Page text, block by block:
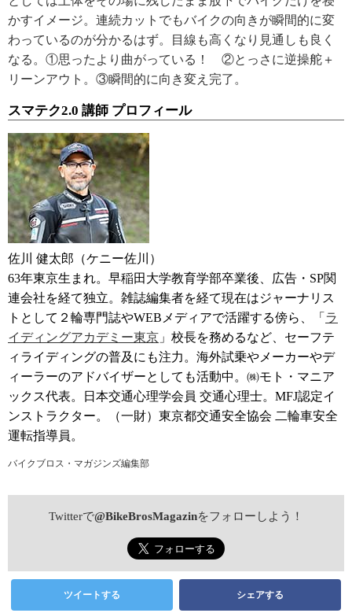
かすイメージ。連続カットでもバイクの向きが瞬間的に変
わっているのが分かるはず。目線も高くなり見通しも良く
なる。①思ったより曲がっている！ ②とっさに逆操舵＋
リーンアウト。③瞬間的に向き変え完了。
スマテク2.0 講師 プロフィール
佐川 健太郎（ケニー佐川）
63年東京生まれ。早稲田大学教育学部卒業後、広告・SP関
連会社を経て独立。雑誌編集者を経て現在はジャーナリス
トとして２輪専門誌やWEBメディアで活躍する傍ら、「 ラ
イディングアカデミー東京 」校長を務めるなど、セーフテ
ィライディングの普及にも注力。海外試乗やメーカーやデ
ィーラーのアドバイザーとしても活動中。㈱モト・マニア
ックス代表。日本交通心理学会員 交通心理士。MFJ認定イ
ンストラクター。（一財）東京都交通安全協会 二輪車安全
運転指導員。
バイクブロス・マガジンズ編集部
Twitterで@BikeBrosMagazinをフォローしよう！
ツイートする シェアする